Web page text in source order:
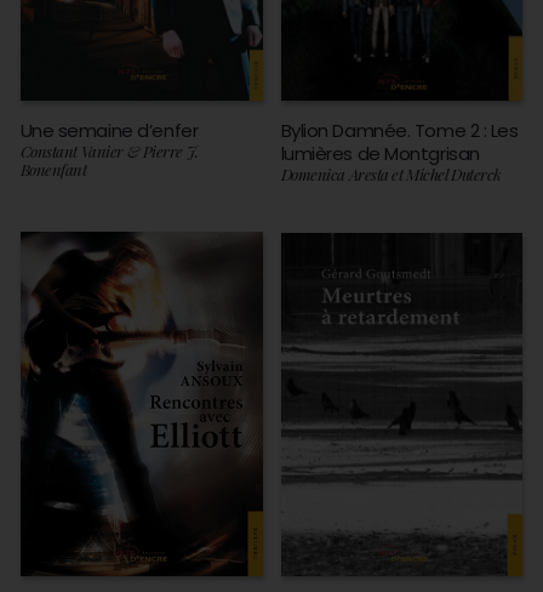
Une semaine d’enfer
Constant Vanier & Pierre J.
Bonenfant
Bylion Damnée. Tome 2 : Les
lumières de Montgrisan
Domenica Aresta et Michel Duterck